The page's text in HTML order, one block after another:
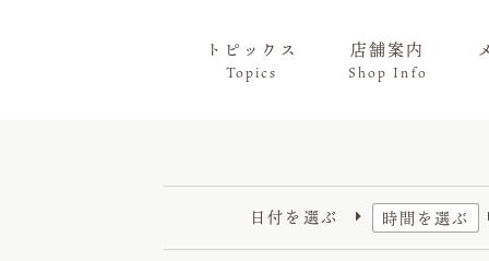
トピックス
Topics
店舗案内
Shop Info
日付を選ぶ  時間を選ぶ